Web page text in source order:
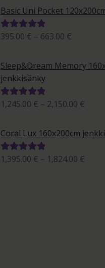
5.00
/ 5
-
Basic Uni Pocket
Arvostelu
5.00
/ 5
395.00 € – 663.00 €
663.00 €
Sleep&Dream Memory
jenkkisänky
Arvostelu
5.00
/ 5
1,245.00 € – 2,150.00 €
Coral Lux 160x200cm
Arvostelu
1,395.00 € – 1,824.00 €